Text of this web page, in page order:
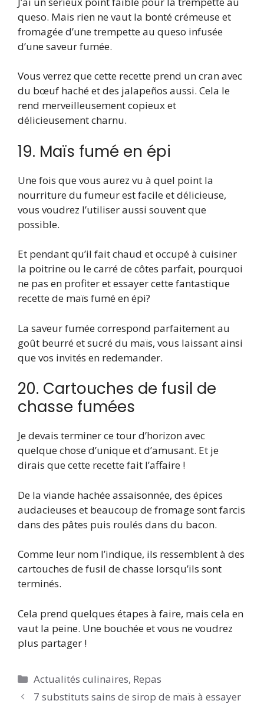
queso. Mais rien ne vaut la bonté crémeuse et
fromagée d’une trempette au queso infusée
d’une saveur fumée.
Vous verrez que cette recette prend un cran avec
du bœuf haché et des jalapeños aussi. Cela le
rend merveilleusement copieux et
délicieusement charnu.
19. Maïs fumé en épi
Une fois que vous aurez vu à quel point la
nourriture du fumeur est facile et délicieuse,
vous voudrez l’utiliser aussi souvent que
possible.
Et pendant qu’il fait chaud et occupé à cuisiner
la poitrine ou le carré de côtes parfait, pourquoi
ne pas en profiter et essayer cette fantastique
recette de maïs fumé en épi?
La saveur fumée correspond parfaitement au
goût beurré et sucré du maïs, vous laissant ainsi
que vos invités en redemander.
20. Cartouches de fusil de
chasse fumées
Je devais terminer ce tour d’horizon avec
quelque chose d’unique et d’amusant. Et je
dirais que cette recette fait l’affaire !
De la viande hachée assaisonnée, des épices
audacieuses et beaucoup de fromage sont farcis
dans des pâtes puis roulés dans du bacon.
Comme leur nom l’indique, ils ressemblent à des
cartouches de fusil de chasse lorsqu’ils sont
terminés.
Cela prend quelques étapes à faire, mais cela en
vaut la peine. Une bouchée et vous ne voudrez
plus partager !
Catégories
Actualités culinaires, Repas
7 substituts sains de sirop de maïs à essayer